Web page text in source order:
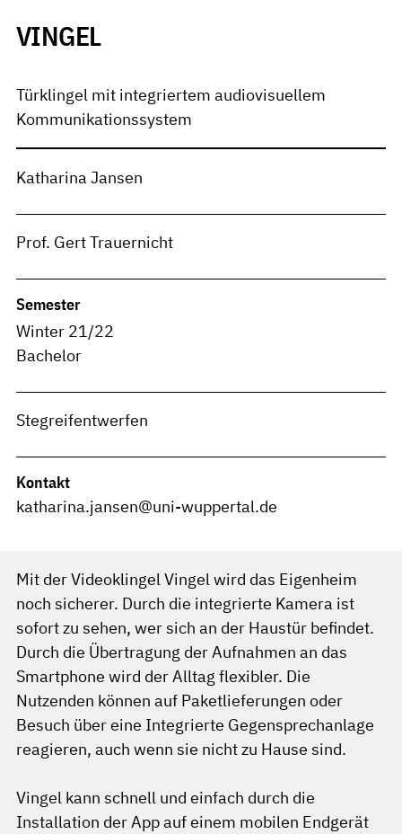
VINGEL
Türklingel mit integriertem audiovisuellem
Kommunikationssystem
Katharina Jansen
Prof. Gert Trauernicht
Semester
Winter 21/22
Bachelor
Stegreifentwerfen
Kontakt
katharina.jansen@uni-wuppertal.de
Mit der Videoklingel Vingel wird das Eigenheim
noch sicherer. Durch die integrierte Kamera ist
sofort zu sehen, wer sich an der Haustür befindet.
Durch die Übertragung der Aufnahmen an das
Smartphone wird der Alltag flexibler. Die
Nutzenden können auf Paketlieferungen oder
Besuch über eine Integrierte Gegensprechanlage
reagieren, auch wenn sie nicht zu Hause sind.
Vingel kann schnell und einfach durch die
Installation der App auf einem mobilen Endgerät